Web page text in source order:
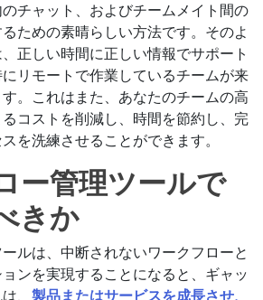
チャット、およびチームメイト間の
ための素晴らしい方法です。そのよ
正しい時間に正しい情報でサポート
リモートで作業しているチームが来
。これはまた、あなたのチームの高
コストを削減し、時間を節約し、完
を洗練させることができます。
ー管理ツールで
きか
ルは、中断されないワークフローと
ンを実現することになると、ギャッ
、 製品またはサービスを成長させ、